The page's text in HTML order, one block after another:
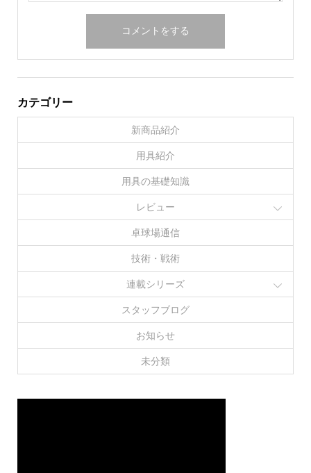
カテゴリー
新商品紹介
用具紹介
用具の基礎知識
レビュー
卓球場通信
技術・戦術
連載シリーズ
スタッフブログ
お知らせ
未分類